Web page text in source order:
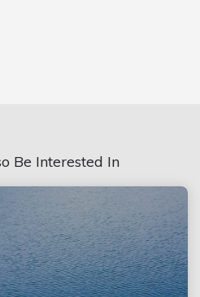
Be Interested In